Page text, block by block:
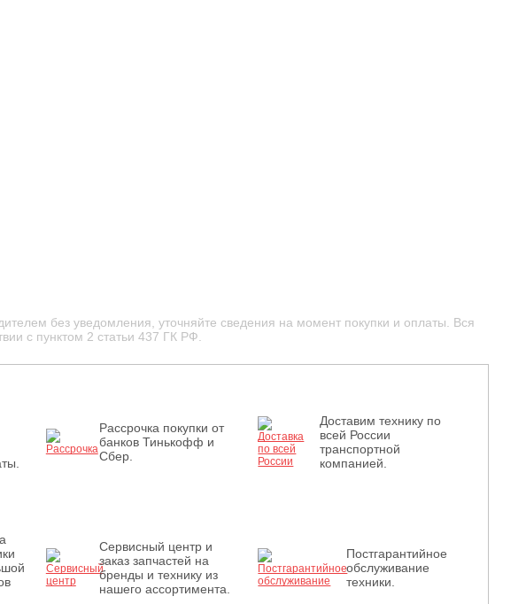
без уведомления, уточняйте сведения на момент покупки и оплаты. Вся
с пунктом 2 статьи 437 ГК РФ.
Рассрочка покупки от
банков Тинькофф и
Сбер.
Доставим технику по
всей России
транспортной
компанией.
Сервисный центр и
заказ запчастей на
бренды и технику из
нашего ассортимента.
Постгарантийное
обслуживание
техники.